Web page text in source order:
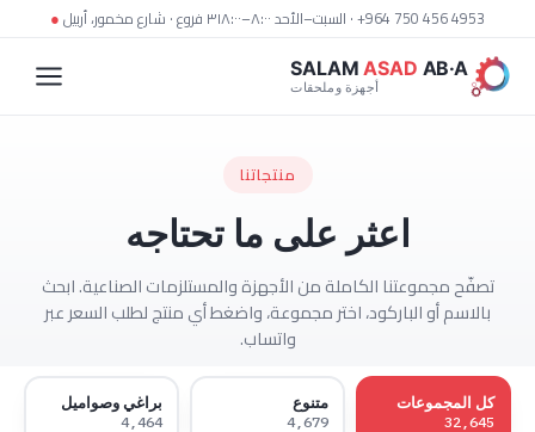
● ٣ فروع · شارع مخمور، أربيل السبت–الأحد ٨:٠٠–١٨:٠٠ · ‎+964 750 456 4953
SALAMASAD AB·A
أجهزة وملحقات
منتجاتنا
اعثر على ما تحتاجه
تصفّح مجموعتنا الكاملة من الأجهزة والمستلزمات الصناعية. ابحث
بالاسم أو الباركود، اختر مجموعة، واضغط أي منتج لطلب السعر عبر
واتساب.
كل المجموعات
32,645
متنوع
4,679
براغي وصواميل
4,464